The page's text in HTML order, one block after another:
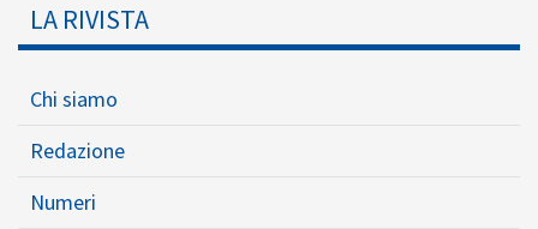
LA RIVISTA
Chi siamo
Redazione
Numeri